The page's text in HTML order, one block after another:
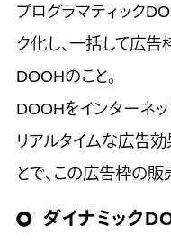
プログラマティック
ク化し、一括して広
DOOHのこと。
DOOHをインターネッ
リアルタイムな広告
とで、この広告枠の
ダイナミック